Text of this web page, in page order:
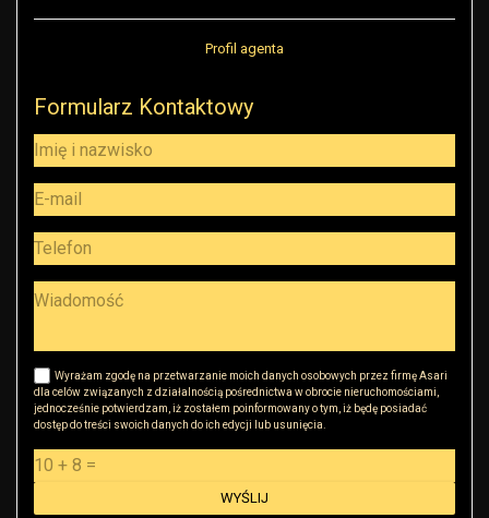
Profil agenta
Formularz Kontaktowy
Wyrażam zgodę na przetwarzanie moich danych osobowych przez firmę Asari
dla celów związanych z działalnością pośrednictwa w obrocie nieruchomościami,
jednocześnie potwierdzam, iż zostałem poinformowany o tym, iż będę posiadać
dostęp do treści swoich danych do ich edycji lub usunięcia.